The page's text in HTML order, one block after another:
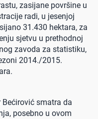
zasijane površine u
radi, u jesenjoj
31.430 hektara, za
sjetvu u prethodnoj
zavoda za statistiku,
2014./2015.
smatra da
posebno u ovom